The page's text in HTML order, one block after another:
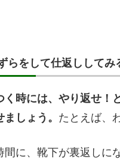
らをして仕返ししてみ
く時には、やり返せ！
しょう。 たとえば、
間に、靴下が裏返しに